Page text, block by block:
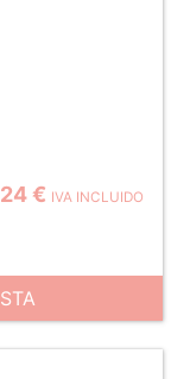
€ IVA INCLUIDO